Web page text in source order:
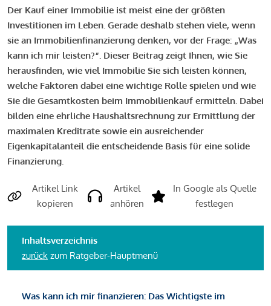
Der Kauf einer Immobilie ist meist eine der größten
Investitionen im Leben. Gerade deshalb stehen viele, wenn
sie an Immobilienfinanzierung denken, vor der Frage: „Was
kann ich mir leisten?“. Dieser Beitrag zeigt Ihnen, wie Sie
herausfinden, wie viel Immobilie Sie sich leisten können,
welche Faktoren dabei eine wichtige Rolle spielen und wie
Sie die Gesamtkosten beim Immobilienkauf ermitteln. Dabei
bilden eine ehrliche Haushaltsrechnung zur Ermittlung der
maximalen Kreditrate sowie ein ausreichender
Eigenkapitalanteil die entscheidende Basis für eine solide
Finanzierung.
Artikel Link
kopieren
Artikel
anhören
In Google als Quelle
festlegen
Inhaltsverzeichnis
zurück zum Ratgeber-Hauptmenü
Was kann ich mir finanzieren: Das Wichtigste im